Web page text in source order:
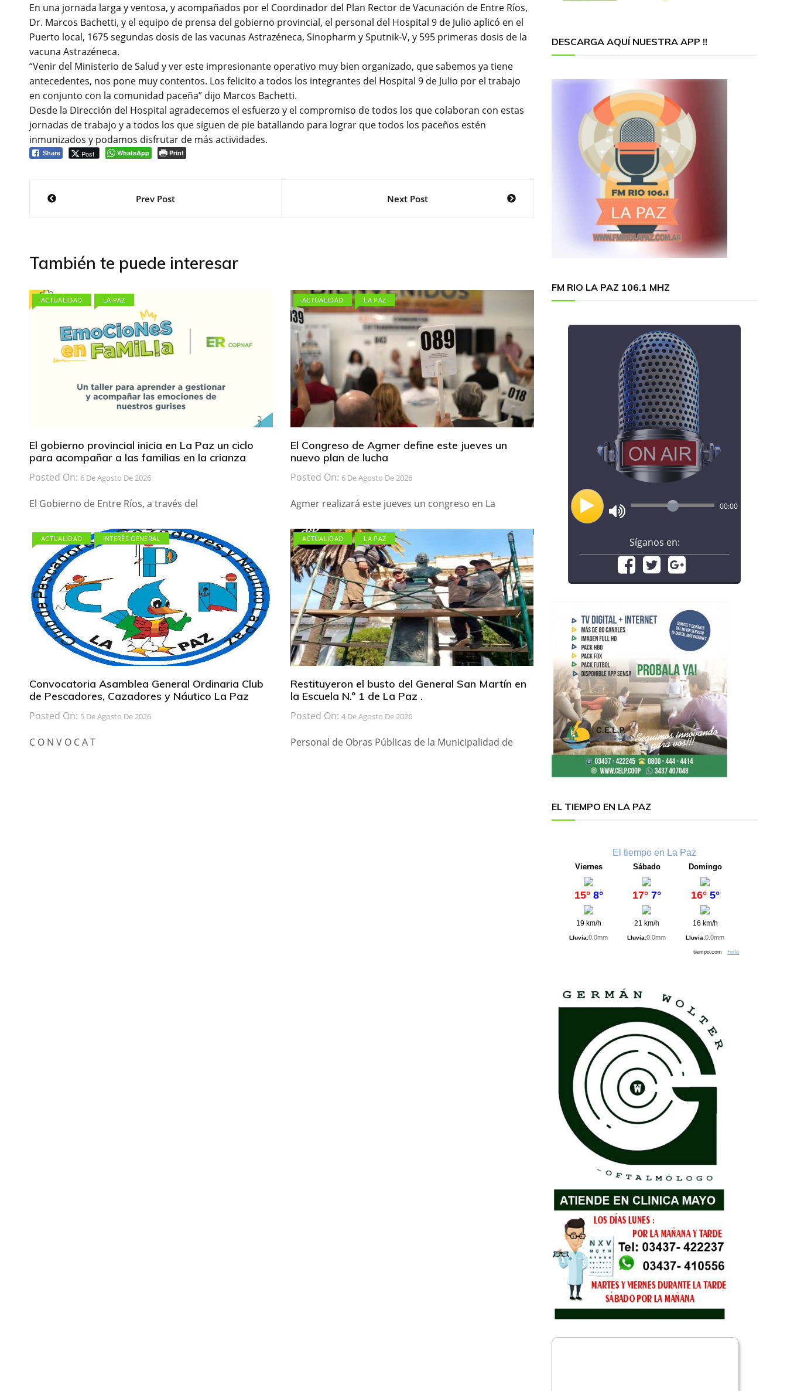
En una jornada larga y ventosa, y acompañados por el Coordinador del Plan Rector de Vacunación de Entre Ríos,
Dr. Marcos Bachetti, y el equipo de prensa del gobierno provincial, el personal del Hospital 9 de Julio aplicó en el
Puerto local, 1675 segundas dosis de las vacunas Astrazéneca, Sinopharm y Sputnik-V, y 595 primeras dosis de la
vacuna Astrazéneca.
“Venir del Ministerio de Salud y ver este impresionante operativo muy bien organizado, que sabemos ya tiene
antecedentes, nos pone muy contentos. Los felicito a todos los integrantes del Hospital 9 de Julio por el trabajo
en conjunto con la comunidad paceña” dijo Marcos Bachetti.
Desde la Dirección del Hospital agradecemos el esfuerzo y el compromiso de todos los que colaboran con estas
jornadas de trabajo y a todos los que siguen de pie batallando para lograr que todos los paceños estén
inmunizados y podamos disfrutar de más actividades.
Share Post WhatsApp Print
NavegaciónPrev Post Next Post
También te puede interesar
ACTUALIDAD LA PAZ
El gobierno provincial inicia en La Paz un ciclo
para acompañar a las familias en la crianza
Posted On: 6 De Agosto De 2026
El Gobierno de Entre Ríos, a través del
ACTUALIDAD LA PAZ
El Congreso de Agmer define este jueves un
nuevo plan de lucha
Posted On: 6 De Agosto De 2026
Agmer realizará este jueves un congreso en La
ACTUALIDAD INTERÉS GENERAL
Convocatoria Asamblea General Ordinaria Club
de Pescadores, Cazadores y Náutico La Paz
Posted On: 5 De Agosto De 2026
C O N V O C A T
ACTUALIDAD LA PAZ
Restituyeron el busto del General San Martín en
la Escuela N.º 1 de La Paz .
Posted On: 4 De Agosto De 2026
Personal de Obras Públicas de la Municipalidad de
DESCARGA AQUÍ NUESTRA APP !!
FM RIO LA PAZ 106.1 MHZ
00:00
Síganos en:
EL TIEMPO EN LA PAZ
El tiempo en La Paz
Viernes
15° 8°
19 km/h
Lluvia:0.0mm
Sábado
17° 7°
21 km/h
Lluvia:0.0mm
Domingo
16° 5°
16 km/h
Lluvia:0.0mm
tiempo.com+info